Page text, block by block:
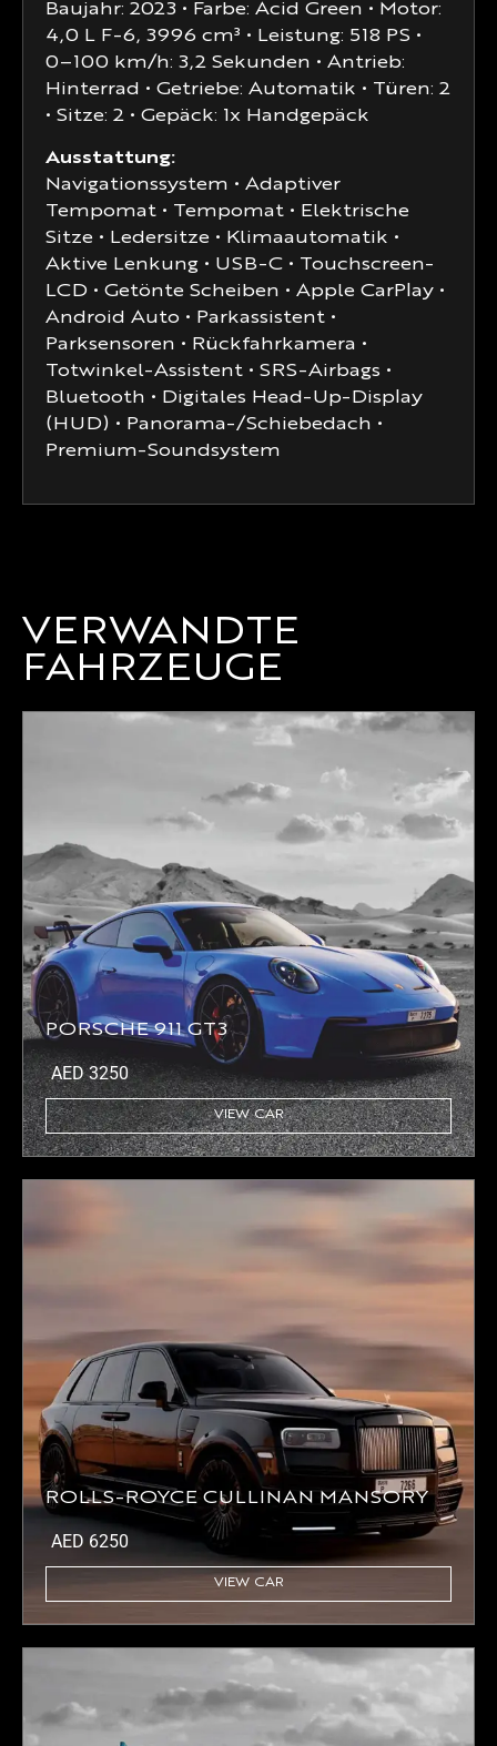
Baujahr: 2023 • Farbe: Acid Green • Motor:
4,0 L F-6, 3996 cm³ • Leistung: 518 PS •
0–100 km/h: 3,2 Sekunden • Antrieb:
Hinterrad • Getriebe: Automatik • Türen: 2
• Sitze: 2 • Gepäck: 1x Handgepäck
Ausstattung:
Navigationssystem • Adaptiver
Tempomat • Tempomat • Elektrische
Sitze • Ledersitze • Klimaautomatik •
Aktive Lenkung • USB-C • Touchscreen-
LCD • Getönte Scheiben • Apple CarPlay •
Android Auto • Parkassistent •
Parksensoren • Rückfahrkamera •
Totwinkel-Assistent • SRS-Airbags •
Bluetooth • Digitales Head-Up-Display
(HUD) • Panorama-/Schiebedach •
Premium-Soundsystem
VERWANDTE
FAHRZEUGE
PORSCHE 911 GT3
AED3250
VIEW CAR
ROLLS-ROYCE CULLINAN MANSORY
AED 6250
VIEW CAR